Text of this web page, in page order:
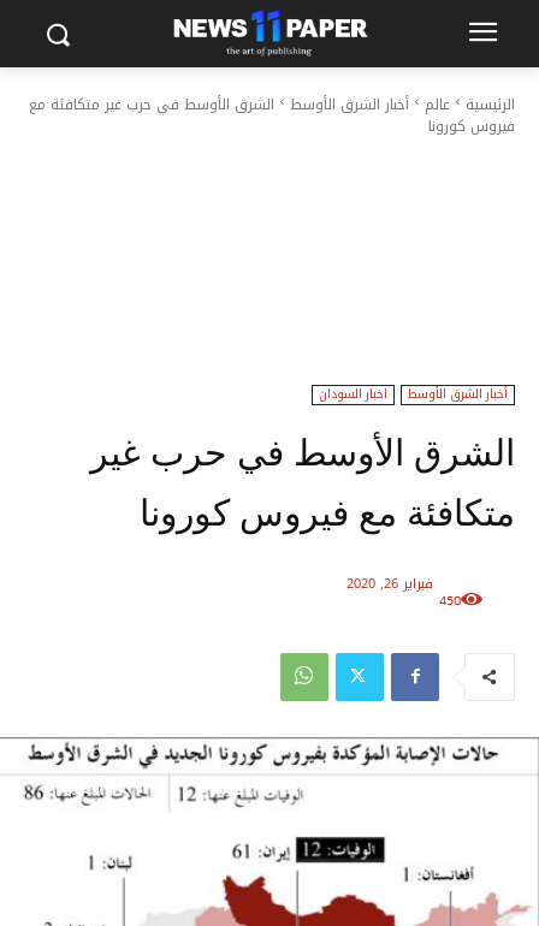
الرئيسية عالم أخبار الشرق الأوسط
الشرق الأوسط في حرب غير متكافئة مع
فيروس كورونا
أخبار الشرق الأوسط اخبار السودان
الشرق الأوسط في حرب غير
متكافئة مع فيروس كورونا
فبراير 26, 2020
450